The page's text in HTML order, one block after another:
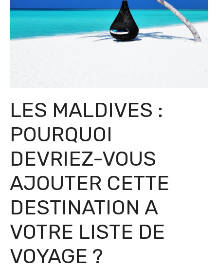
LES MALDIVES :
POURQUOI
DEVRIEZ-VOUS
AJOUTER CETTE
DESTINATION A
VOTRE LISTE DE
VOYAGE ?